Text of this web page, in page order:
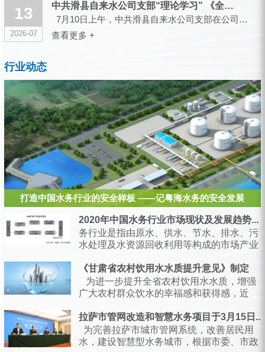
13
2026-07
中共滑县自来水公司支部“理论学习” 《全省树立和践行正确政绩...
7月10日上午，中共滑县自来水公司支部在公司大会议室召开会议，组织开展“理论学习”...
查看更多 +
行业动态
打造中国水务行业的安全样板 ——记粤海水务的安全发展
2020年中国水务行业市场现状及发展趋势...
务行业是指由原水、供水、节水、排水、污
水处理及水资源回收利用等构成的市场产业
生活的...
《甘肃省农村饮用水水质提升意见》制定
为进一步提升全省农村饮用水水质，增强
广大农村群众饮水的幸福感和获得感，近
拉萨市管网改造和智慧水务项目于3月15日...
为完善拉萨市城市管网系统，改善居民用
水，建设智慧型水务城市，根据市委、市政